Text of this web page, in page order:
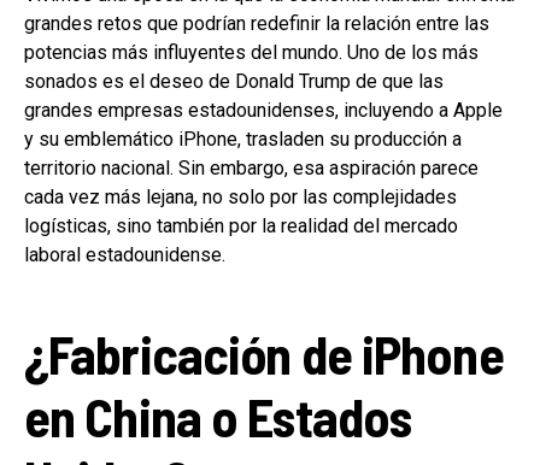
grandes retos que podrían redefinir la relación entre las
potencias más influyentes del mundo. Uno de los más
sonados es el deseo de Donald Trump de que las
grandes empresas estadounidenses, incluyendo a Apple
y su emblemático iPhone, trasladen su producción a
territorio nacional. Sin embargo, esa aspiración parece
cada vez más lejana, no solo por las complejidades
logísticas, sino también por la realidad del mercado
laboral estadounidense.
¿Fabricación de iPhone
en China o Estados